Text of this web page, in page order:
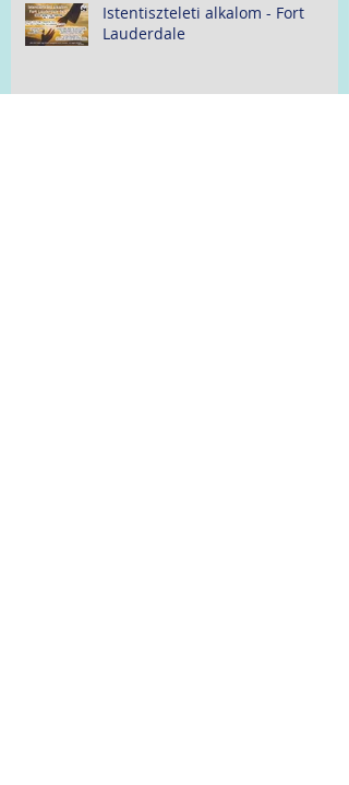
Istentiszteleti alkalom - Fort
Lauderdale